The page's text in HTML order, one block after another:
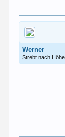
Werner
Strebt nach